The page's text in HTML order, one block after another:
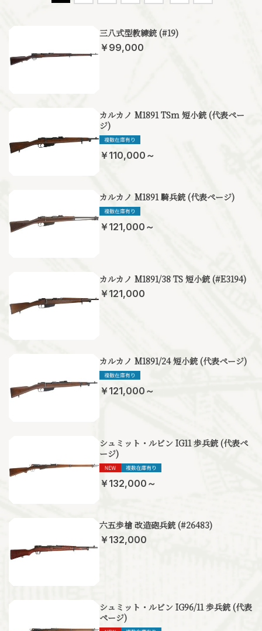
三八式型教練銃 (#19)
￥99,000
カルカノ M1891 TSm 短小銃 (代表ペー
ジ)
￥110,000～
カルカノ M1891 騎兵銃 (代表ページ)
￥121,000～
カルカノ M1891/38 TS 短小銃 (#E3194)
￥121,000
カルカノ M1891/24 短小銃 (代表ページ)
￥121,000～
シュミット・ルビン IG11 歩兵銃 (代表ペ
ージ)
￥132,000～
六五歩槍 改造砲兵銃 (#26483)
￥132,000
シュミット・ルビン IG96/11 歩兵銃 (代表
ページ)